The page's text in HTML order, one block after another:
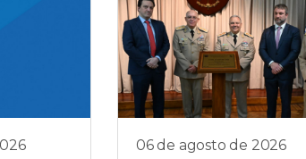
06 de agosto de 2026